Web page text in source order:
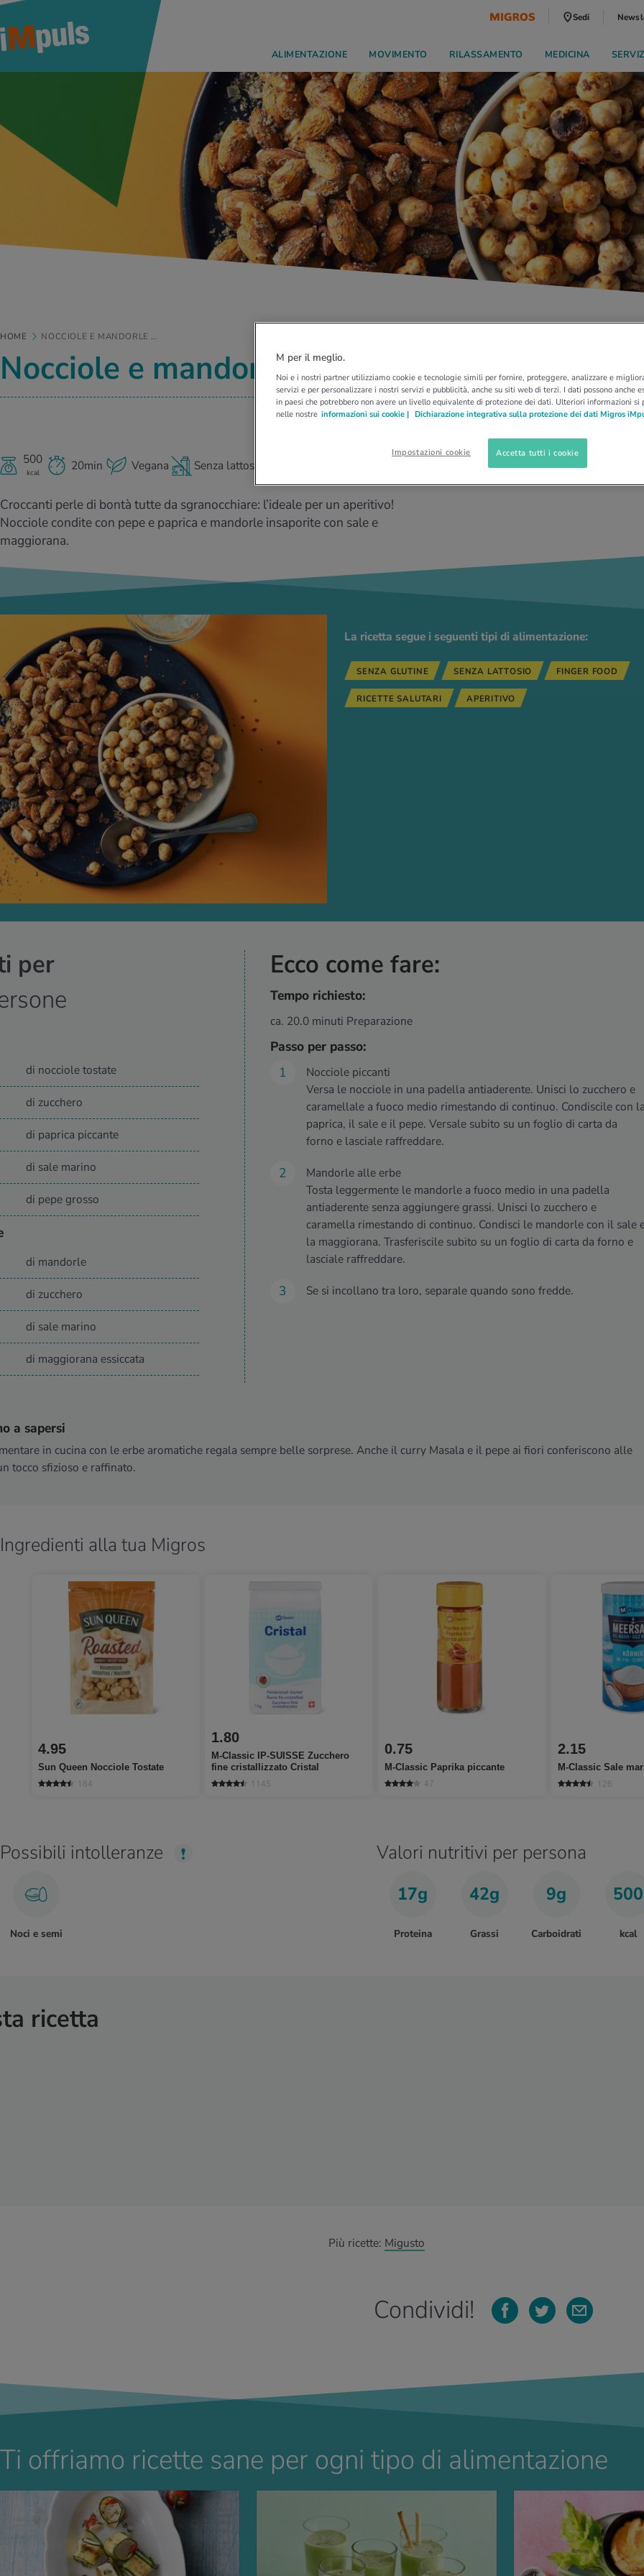
Sedi
ALIMENTAZIONE MOVIMENTO RILASSAMENTO MEDICINA
HOME NOCCIOLE E MANDORLE …
Nocciole e mandorle speziate
500
kcal 20min Vegana Senza lattosio
Croccanti perle di bontà tutte da sgranocchiare: l’ideale per un aperitivo!
Nocciole condite con pepe e paprica e mandorle insaporite con sale e
maggiorana.
La ricetta segue i seguenti tipi di alimentazione:
SENZA GLUTINE SENZA LATTOSIO FINGER FOOD
RICETTE SALUTARI APERITIVO
per
di nocciole tostate
di zucchero
di paprica piccante
di sale marino
di pepe grosso
di mandorle
di zucchero
di sale marino
di maggiorana essiccata
Ecco come fare:
Tempo richiesto:
ca. 20.0 minuti Preparazione
Passo per passo:
Nocciole piccanti
Versa le nocciole in una padella antiaderente. Unisci lo zucchero e
caramellale a fuoco medio rimestando di continuo. Condiscile con
paprica, il sale e il pepe. Versale subito su un foglio di carta da
forno e lasciale raffreddare.
Mandorle alle erbe
Tosta leggermente le mandorle a fuoco medio in una padella
antiaderente senza aggiungere grassi. Unisci lo zucchero e
caramella rimestando di continuo. Condisci le mandorle con il sale
la maggiorana. Trasferiscile subito su un foglio di carta da forno e
lasciale raffreddare.
Se si incollano tra loro, separale quando sono fredde.
a sapersi
in cucina con le erbe aromatiche regala sempre belle sorprese. Anche il curry Masala e il pepe ai fiori conferiscono alle
tocco sfizioso e raffinato.
Ingredienti alla tua Migros
4.95
Sun Queen Nocciole Tostate
184
1.80
M-Classic IP-SUISSE Zucchero
fine cristallizzato Cristal
1145
0.75
M-Classic Paprika piccante
47
2.15
M-Classic Sale
126
Possibili intolleranze
Noci e semi
Valori nutritivi per persona
17g
Proteina
42g
Grassi
9g
Carboidrati
500
kcal
ricetta
Più ricette: Migusto
Condividi!
Ti offriamo ricette sane per ogni tipo di alimentazione
VAI ALLA RICETTA
M per il meglio.
Noi e i nostri partner utilizziamo cookie e tecnologie simili per fornire, proteggere, analizzare e
servizi e per personalizzare i nostri servizi e pubblicità, anche su siti web di terzi. I dati possono anche
in paesi che potrebbero non avere un livello equivalente di protezione dei dati. Ulteriori informazioni si
nelle nostre informazioni sui cookie | Dichiarazione integrativa sulla protezione dei dati Migros
Impostazioni cookie Accetta tutti i cookie